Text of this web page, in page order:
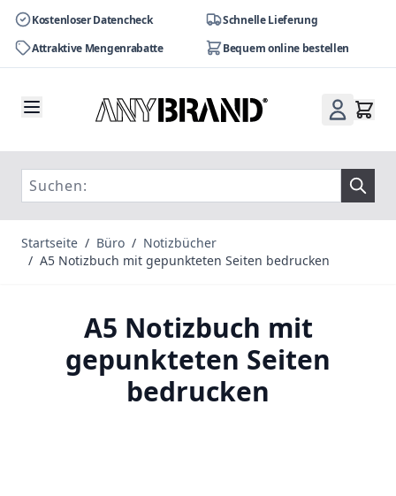
Kostenloser Datencheck
Schnelle Lieferung
Attraktive Mengenrabatte
Bequem online bestellen
Startseite / Büro / Notizbücher
/ A5 Notizbuch mit gepunkteten Seiten bedrucken
A5 Notizbuch mit
gepunkteten Seiten
bedrucken